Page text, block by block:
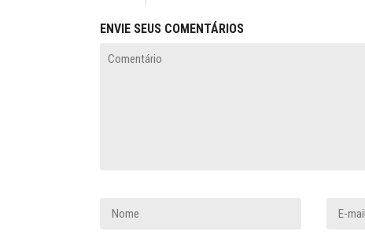
ENVIE SEUS COMENTÁRIOS